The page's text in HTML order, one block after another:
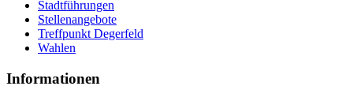
Stadtführungen
Stellenangebote
Treffpunkt Degerfeld
Wahlen
Informationen